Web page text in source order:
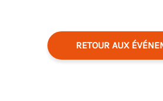
RETOUR AUX